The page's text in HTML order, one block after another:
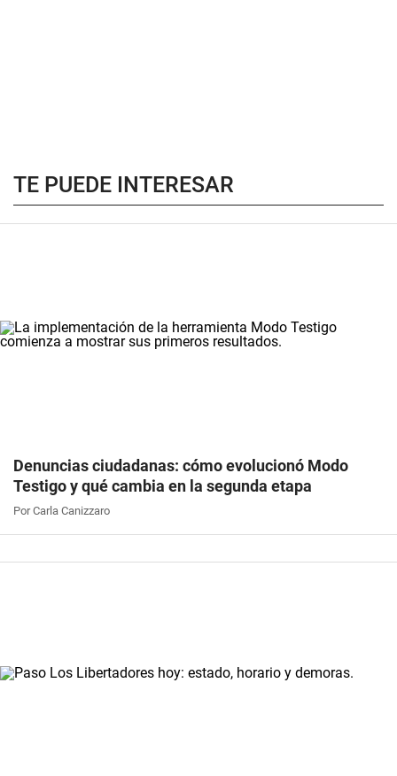
TE PUEDE INTERESAR
Denuncias ciudadanas: cómo evolucionó Modo
Testigo y qué cambia en la segunda etapa
Por Carla Canizzaro